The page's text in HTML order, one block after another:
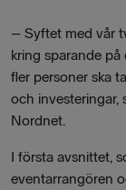
– Syftet med vår
kring sparande
fler personer ska
och investeringar,
Nordnet.
I första avsnittet,
eventarrangören